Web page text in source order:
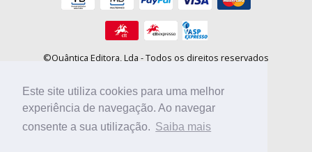
Este site utiliza cookies para uma melhor
experiência de navegação. Ao navegar
consente a sua utilização. Saiba mais
©Quântica Editora, Lda - Todos os direitos reservados
E-mail: info@booki.pt
Tel.: +351 220 104 872(custo de chamada para a rede fixa